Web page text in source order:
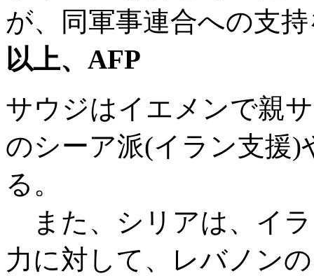
が、同軍事連合への支
以上、AFP
サウジはイエメンで親
のシーア派(イラン支援
る。
また、シリアは、イ
力に対して、レバノン